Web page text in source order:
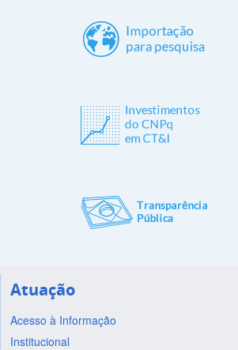
Atuação
Acesso à Informação
Institucional